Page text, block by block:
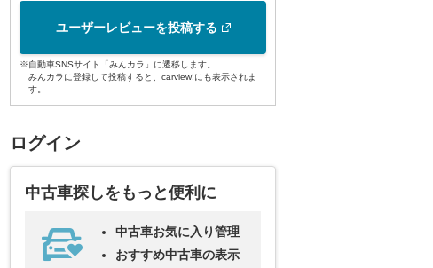
ユーザーレビューを投稿する
※自動車SNSサイト「みんカラ」に遷移します。
みんカラに登録して投稿すると、carview!にも表示されま
す。
ログイン
中古車探しをもっと便利に
中古車お気に入り管理
おすすめ中古車の表示